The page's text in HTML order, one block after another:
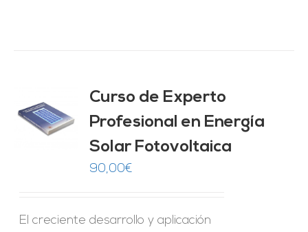
Curso de Experto
Profesional en Energía
Solar Fotovoltaica
90,00€
El creciente desarrollo y aplicación